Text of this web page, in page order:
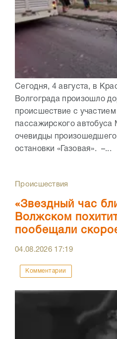
Сегодня, 4 августа, в
Волгограда произошло
происшествие с
пассажирского
очевидцы
остановки «Газовая». –...
Происшествия
«Звездный час
Волжском
пообещали
04.08.2026 17:19
Комментарии